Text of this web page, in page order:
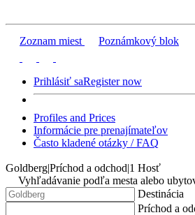
Zoznam miest Poznámkový blok
Prihlásiť saRegister now
Profiles and Prices
Informácie pre prenajímateľov
Často kladené otázky / FAQ
Goldberg|Príchod a odchod|1 Hosť
Vyhľadávanie podľa mesta alebo
Destinácia
Príchod a